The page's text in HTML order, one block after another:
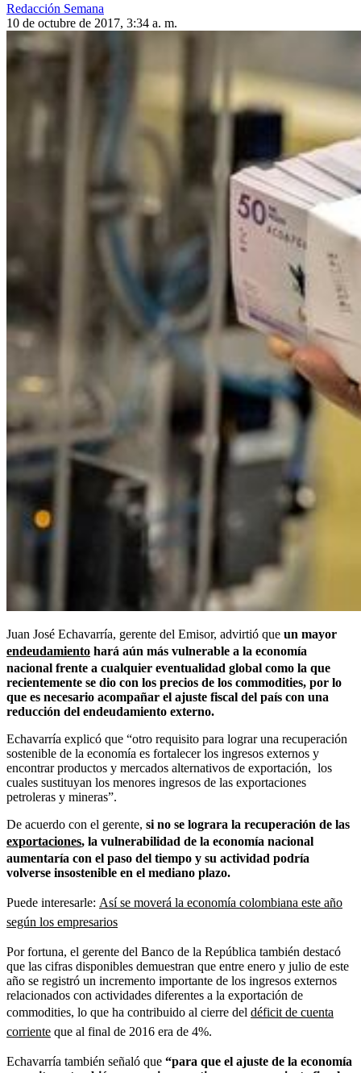
Redacción Semana
10 de octubre de 2017, 3:34 a. m.
Juan José Echavarría, gerente del Emisor, advirtió que un mayor
endeudamiento hará aún más vulnerable a la economía
nacional frente a cualquier eventualidad global como la que
recientemente se dio con los precios de los commodities, por lo
que es necesario acompañar el ajuste fiscal del país con una
reducción del endeudamiento externo.
Echavarría explicó que “otro requisito para lograr una recuperación
sostenible de la economía es fortalecer los ingresos externos y
encontrar productos y mercados alternativos de exportación, los
cuales sustituyan los menores ingresos de las exportaciones
petroleras y mineras”.
De acuerdo con el gerente, si no se lograra la recuperación de las
exportaciones, la vulnerabilidad de la economía nacional
aumentaría con el paso del tiempo y su actividad podría
volverse insostenible en el mediano plazo.
Puede interesarle: Así se moverá la economía colombiana este año
según los empresarios
Por fortuna, el gerente del Banco de la República también destacó
que las cifras disponibles demuestran que entre enero y julio de este
año se registró un incremento importante de los ingresos externos
relacionados con actividades diferentes a la exportación de
commodities, lo que ha contribuido al cierre del déficit de cuenta
corriente que al final de 2016 era de 4%.
Echavarría también señaló que “para que el ajuste de la economía